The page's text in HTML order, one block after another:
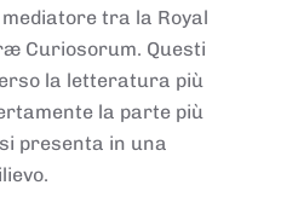
tra la Royal
Curiosorum. Questi
la letteratura più
la parte più
presenta in una